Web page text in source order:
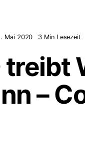
Mai 2020 3 Min Lesezeit
treibt
–